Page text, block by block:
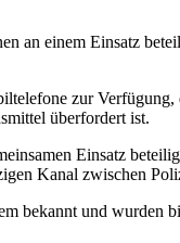
an einem Einsatz
zur
überfordert ist.
Einsatz
Kanal zwischen
bekannt und wurden